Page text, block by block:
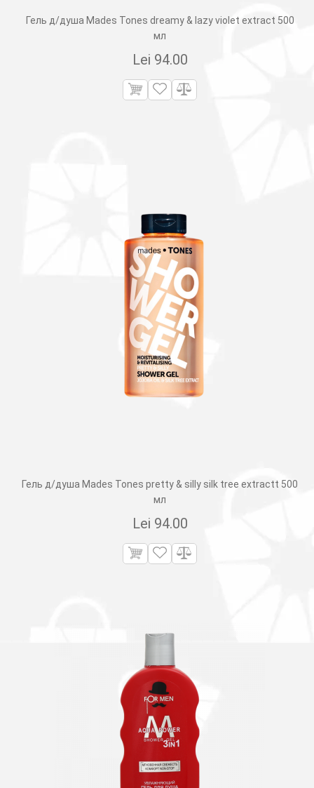
Гель д/душа Mades Tones dreamy & lazy violet extract 500
мл
Lei 94.00
Гель д/душа Mades Tones pretty & silly silk tree extractt 500
мл
Lei 94.00